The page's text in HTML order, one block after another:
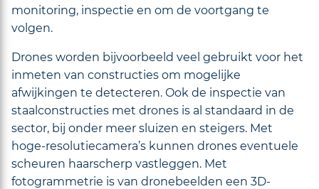
monitoring, inspectie en om de voortgang te
volgen.
Drones worden bijvoorbeeld veel gebruikt voor het
inmeten van constructies om mogelijke
afwijkingen te detecteren. Ook de inspectie van
staalconstructies met drones is al standaard in de
sector, bij onder meer sluizen en steigers. Met
hoge-resolutiecamera’s kunnen drones eventuele
scheuren haarscherp vastleggen. Met
fotogrammetrie is van dronebeelden een 3D-